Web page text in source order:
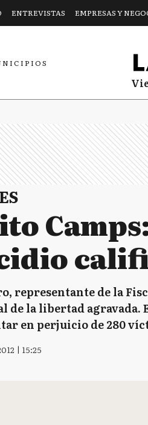
ENTREVISTAS EMPRESAS Y
representante de la
de la libertad
en perjuicio de 280
| 15:25